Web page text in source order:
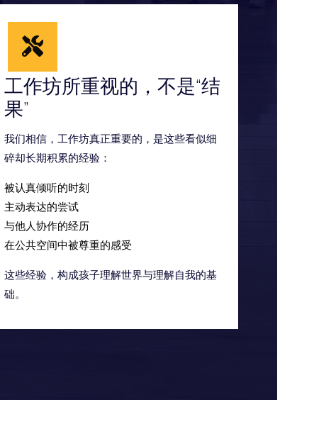
工作坊所重视的，不是“结
果”
我们相信，工作坊真正重要的，是这些看似细
碎却长期积累的经验：
被认真倾听的时刻
主动表达的尝试
与他人协作的经历
在公共空间中被尊重的感受
这些经验，构成孩子理解世界与理解自我的基
础。